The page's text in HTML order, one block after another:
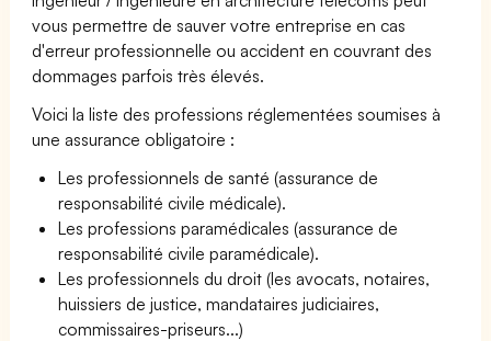
vous permettre de sauver votre entreprise en cas
d'erreur professionnelle ou accident en couvrant des
dommages parfois très élevés.
Voici la liste des professions réglementées soumises à
une assurance obligatoire :
Les professionnels de santé (assurance de
responsabilité civile médicale).
Les professions paramédicales (assurance de
responsabilité civile paramédicale).
Les professionnels du droit (les avocats, notaires,
huissiers de justice, mandataires judiciaires,
commissaires-priseurs...)